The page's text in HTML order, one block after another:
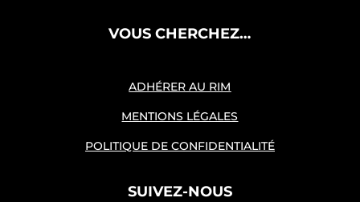
VOUS CHERCHEZ…
ADHÉRER AU RIM
MENTIONS LÉGALES
POLITIQUE DE CONFIDENTIALITÉ
SUIVEZ-NOUS